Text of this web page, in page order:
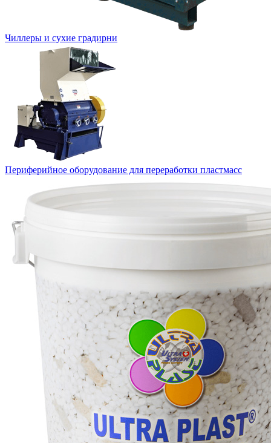
Чиллеры и сухие градирни
Периферийное оборудование для переработки пластмасс